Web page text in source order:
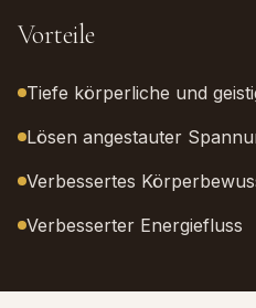
Vorteile
Tiefe körperliche und
Lösen angestauter
Verbessertes
Verbesserter Energiefluss